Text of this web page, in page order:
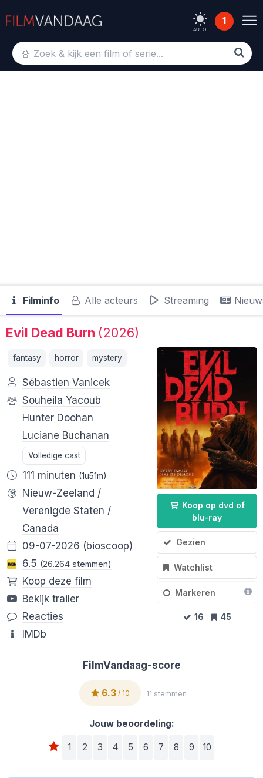
AUTO
1
Filminfo Alle acteurs Streaming
Evil Dead Burn (2026)
Koop op dvd of
blu-ray
Gezien
Watchlist
Markeren
16 45
fantasy horror mystery
Sébastien Vanicek
Souheila Yacoub
Hunter Doohan
Luciane Buchanan
Volledige cast
111 minuten (1u51m)
Nieuw-Zeeland /
Verenigde Staten /
Canada
09-07-2026 (bioscoop)
6.5 (26.264 stemmen)
Koop deze film
Bekijk trailer
Reacties
IMDb
FilmVandaag-score
6.3 / 10 11 stemmen
Jouw beoordeling:
1 2 3 4 5 6 7 8 9 10